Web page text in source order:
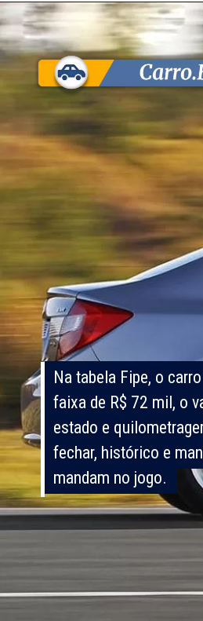
Na tabela Fipe, o
faixa de R$ 72 mil, o
estado e
fechar, histórico e
mandam no jogo.
Na tabela Fipe, o
faixa de R$ 72 mil, o
estado e
fechar, histórico e
mandam no jogo.